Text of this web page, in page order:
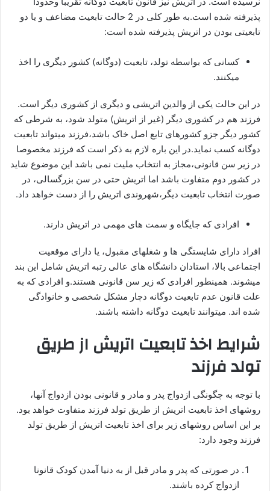
پذیرفته شده است.به طور کلی در 2 حالت تابعیت مضاعف و یا دو
تابعیتی بودن در اتریش پذیرفته شده است:
کسانی که بواسطه تولد، تابعیت (دوگانه) کشور دیگری را اخذ
میکنند.
در این حالت یکی از والدین اتریشی و دیگری از کشوری دیگر است.
فرزند هم در کشوری دیگر (غیر از اتریش) متولد شود، به شرطی که
کشور دیگر جزو کشورهای تابع اصل خاک باشد،فرزند میتواند تابعیت
دوگانه کسب نماید.در این باره لازم به ذکر است که فرزند مخصوصا
در زیر سن قانونی،مجاز به انتخاب ملیت نمی باشد این موضوع شاید
در کشور دوم متفاوت باشد اما اتریش حتی در سن بزرگسالی، در
صورت انتخاب تابعیت دیگر،شهروندی اتریش را از دست خواهد داد.
افرادی که جایگاه و سمت‌ های مهمی در اتریش دارند.
افراد دارای شایستگی ها و شغلهای مقبول، یا دارای موقعیت
اجتماعی بالا، استادان دانشگاه های عالی رتبه اتریش شامل این بند
میشوند. همینطور افرادی که زیر سن قانونی هستند.و افرادی که به
علت قانون عدم تابعیت دوگانه دچار مشکل شخصی و خانوادگی
شده اند. میتوانند تابعیت دوگانه داشته باشند.
شرایط اخذ تابعیت اتریش از طریق
تولد فرزند
با توجه به چگونگی ازدواج پدر و مادر و قانونی بودن ازدواج آنها،
روشهای اخذ تابعیت اتریش از طریق تولد فرزند متفاوت خواهد بود.
بر این اساس روشهای زیر برای اخذ تابعیت اتریش از طریق تولد
فرزند وجود دارد:
در صورتی که پدر و مادر قبل از به دنیا آمدن کودک قانونا
ازدواج کرده باشند.